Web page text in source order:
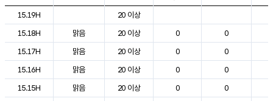
도시별 기상실황표로 지점, 날씨, 기온, 강수, 바람, 기압등을 안내한 표입
15.19H
20 이상
15.18H
맑음 20 이상 0 0
15.17H
맑음 20 이상 0 0
15.16H
맑음 20 이상 0 0
15.15H
맑음 20 이상 0 0